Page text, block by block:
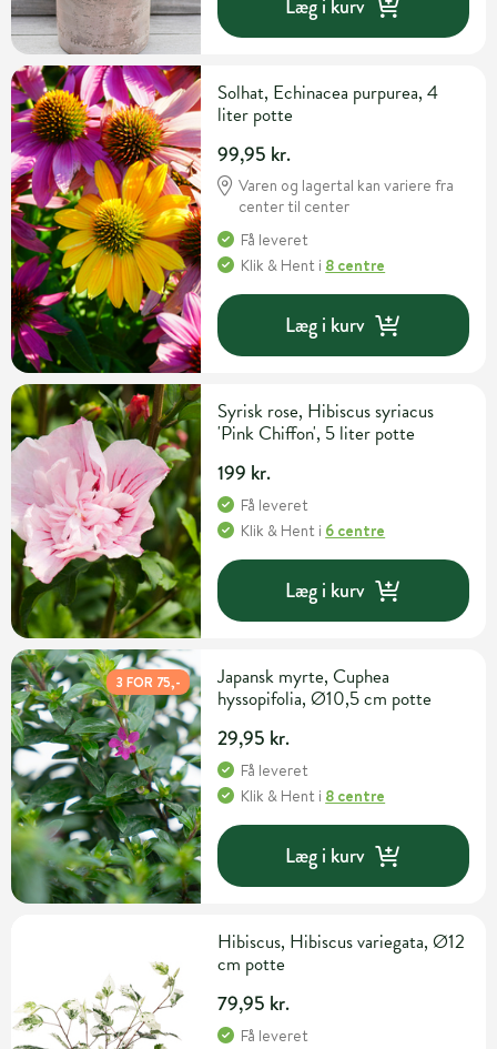
Læg i kurv
Solhat, Echinacea purpurea, 4
liter potte
99,95 kr.
Varen og lagertal kan variere fra
center til center
Få leveret
Klik & Hent i 8 centre
Læg i kurv
Syrisk rose, Hibiscus syriacus
'Pink Chiffon', 5 liter potte
199 kr.
Få leveret
Klik & Hent i 6 centre
Læg i kurv
3 FOR 75,-
Japansk myrte, Cuphea
hyssopifolia, Ø10,5 cm potte
29,95 kr.
Få leveret
Klik & Hent i 8 centre
Læg i kurv
Hibiscus, Hibiscus variegata, Ø12
cm potte
79,95 kr.
Få leveret